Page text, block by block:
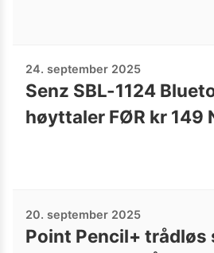
24. september 2025
Senz SBL-1124
høyttaler FØR kr 149
20. september 2025
Point Pencil+ trådløs